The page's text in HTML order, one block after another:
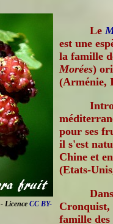
- Licence CC BY-
Le
est une
la famille
Morées)
(Arménie,
pour ses
il s'est
Chine et
(Etats-
Cronquist,
famille des